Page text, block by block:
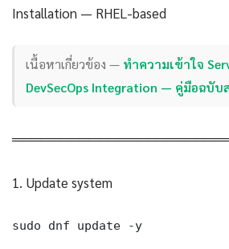
Installation — RHEL-based
เนื้อหาเกี่ยวข้อง — ทำความเข้าใจ
DevSecOps Integration — คู่มือฉบั
1. Update system
sudo dnf update -y